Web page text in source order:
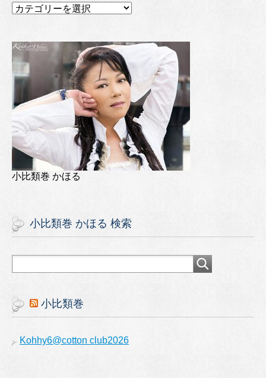
小比類巻 かほる
小比類巻 かほる 検索
小比類巻
Kohhy6@cotton club2026